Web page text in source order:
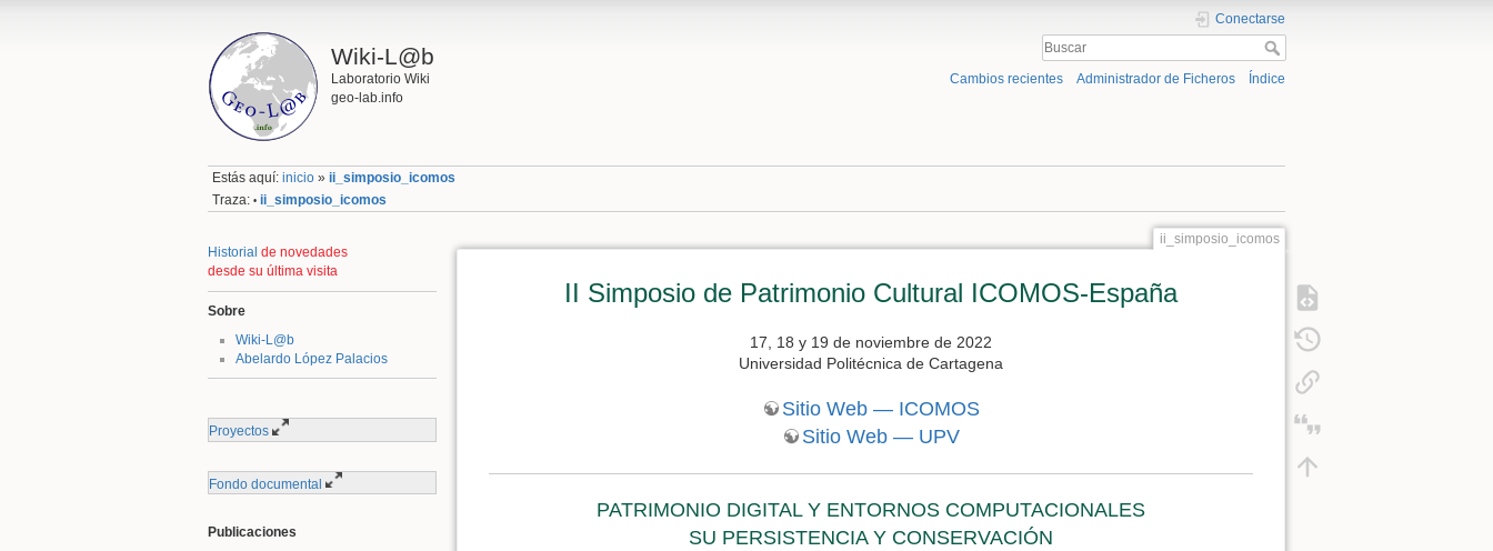
Wiki-L@b
Laboratorio Wiki
geo-lab.info
Conectarse
Cambios recientes Administrador de Ficheros Índice
Estás aquí:inicio »ii_simposio_icomos
Traza: • ii_simposio_icomos
Historial de novedades
desde su última visita
Sobre
Wiki-L@b
Abelardo López Palacios
Proyectos
Fondo documental
Publicaciones
ii_simposio_icomos
II Simposio de Patrimonio Cultural ICOMOS-España
17, 18 y 19 de noviembre de 2022
Universidad Politécnica de Cartagena
Sitio Web — ICOMOS
Sitio Web — UPV
PATRIMONIO DIGITAL Y ENTORNOS COMPUTACIONALES
SU PERSISTENCIA Y CONSERVACIÓN